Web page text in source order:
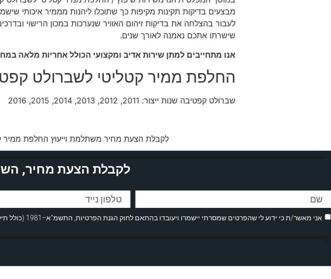
מבצעים בדיקות תקינות מקיפות כך שתוכלו ליהנות מממיר איכותי
לעבור בהצלחה את בדיקות זיהום האוויר שנערכות במכון הרישוי
שישרתו אתכם נאמנה לאורך שנים.
אנו מתחייבים למתן שירות אדיב ומקצועי הכולל אחריות מלאה
החלפת ממיר קטליטי לשברולט
שברולט קפטיבה שנות ייצור: 2011, 2012, 2013, 2014, 2015, 2016
לקבלת הצעת מחיר משתלמת וייעוץ החלפת ממיר
לקבלת הצעת מחיר,
אני מאשר/ת כי ידוע לי שהפרטים שמסרתי יישמרו ויעובדו בהתאם לחוק הגנת הפרטיות, התשמ"א–1981 (כולל תיקון 13), ובהתאם ל